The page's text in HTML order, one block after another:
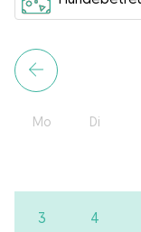
Mo Di
3 4